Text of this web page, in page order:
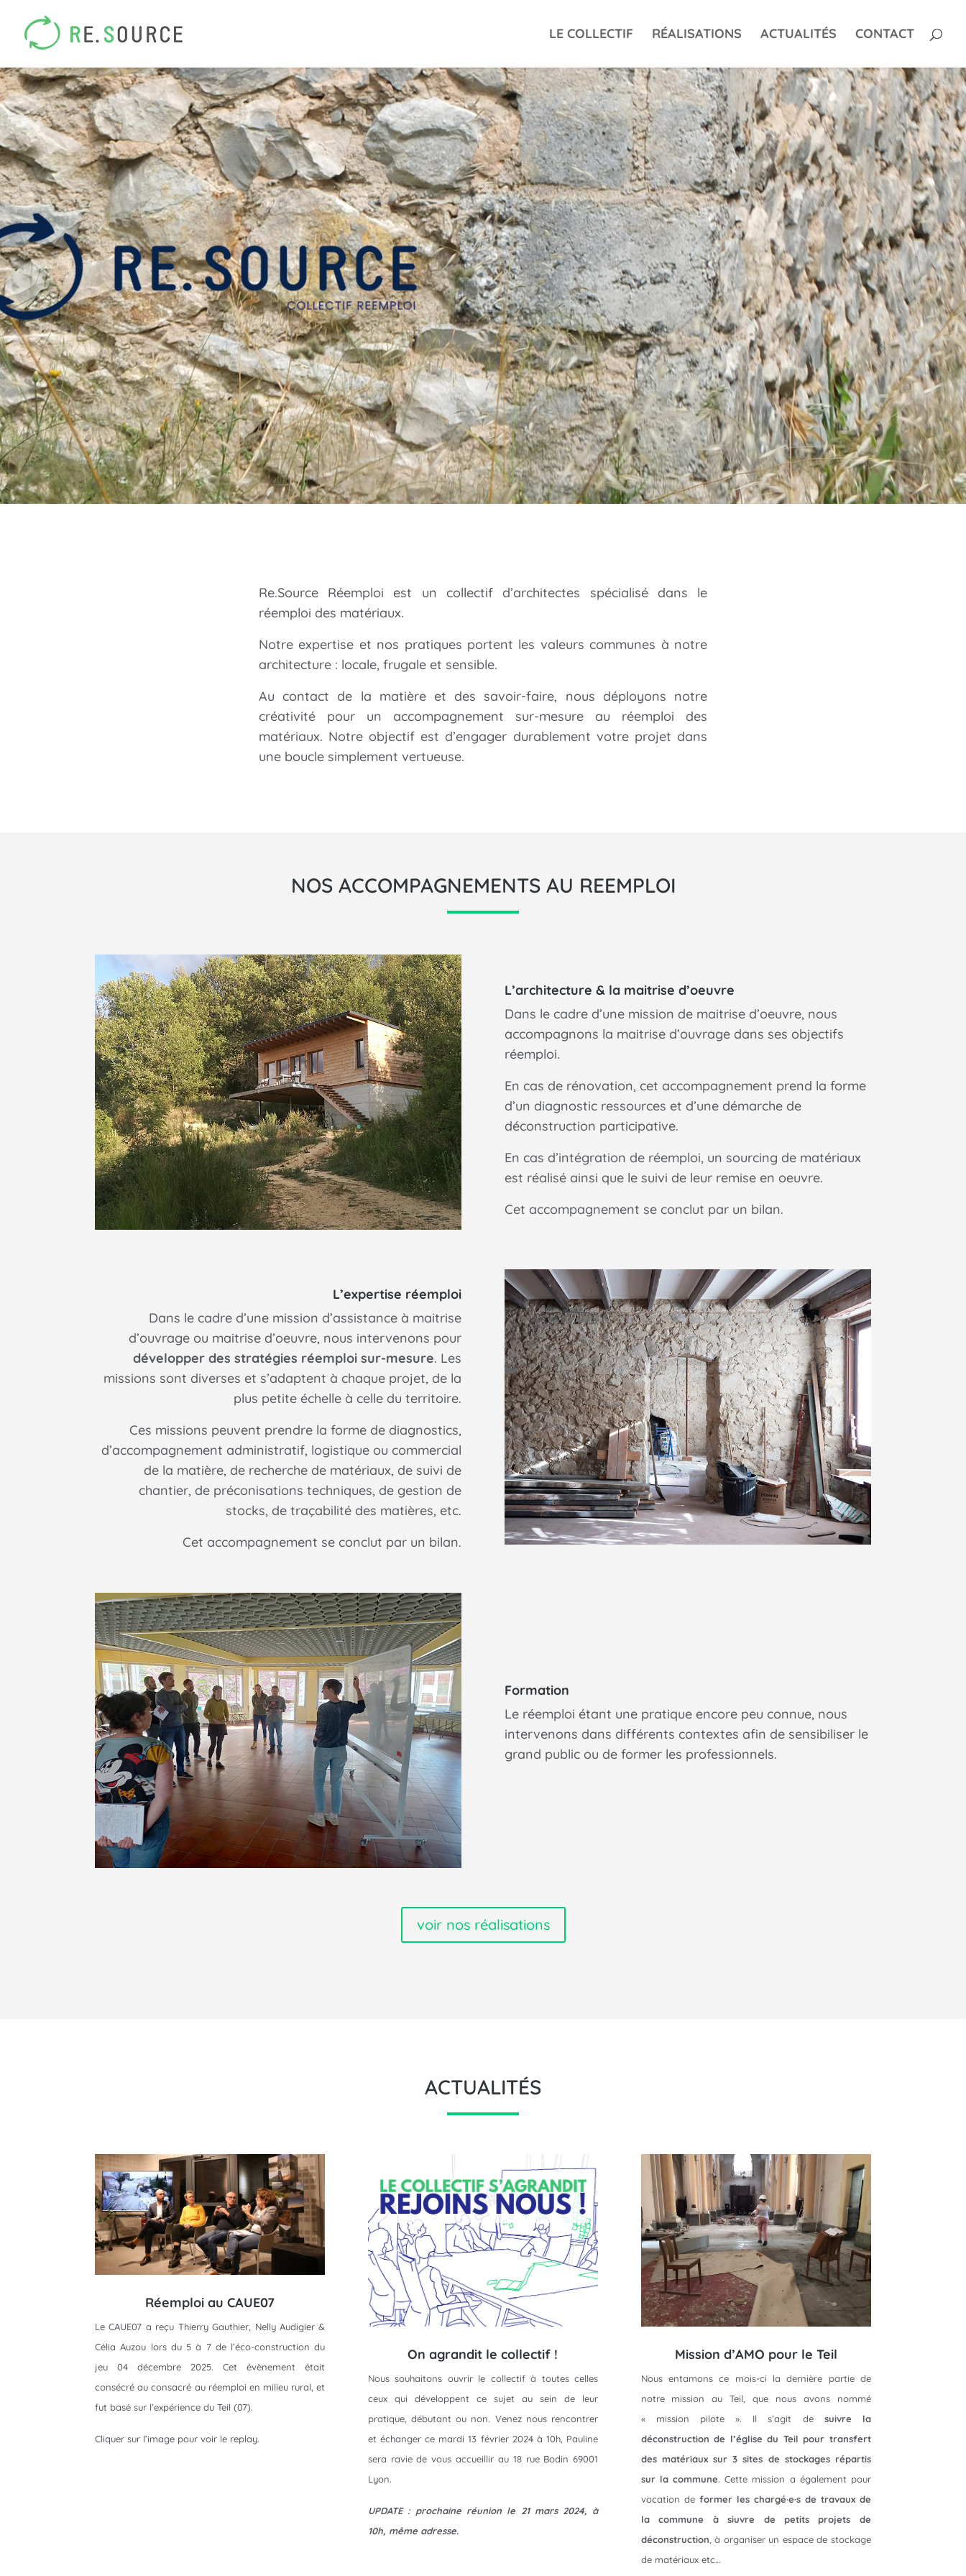
LE COLLECTIF RÉALISATIONS ACTUALITÉS CONTACT
Re.Source Réemploi est un collectif d’architectes spécialisé dans le
réemploi des matériaux.
Notre expertise et nos pratiques portent les valeurs communes à notre
architecture : locale, frugale et sensible.
Au contact de la matière et des savoir-faire, nous déployons notre
créativité pour un accompagnement sur-mesure au réemploi des
matériaux. Notre objectif est d’engager durablement votre projet dans
une boucle simplement vertueuse.
NOS ACCOMPAGNEMENTS AU REEMPLOI
L’architecture & la maitrise d’oeuvre
Dans le cadre d’une mission de maitrise d’oeuvre, nous
accompagnons la maitrise d’ouvrage dans ses objectifs
réemploi.
En cas de rénovation, cet accompagnement prend la forme
d’un diagnostic ressources et d’une démarche de
déconstruction participative.
En cas d’intégration de réemploi, un sourcing de matériaux
est réalisé ainsi que le suivi de leur remise en oeuvre.
Cet accompagnement se conclut par un bilan.
L’expertise réemploi
Dans le cadre d’une mission d’assistance à maitrise
d’ouvrage ou maitrise d’oeuvre, nous intervenons pour
développer des stratégies réemploi sur-mesure. Les
missions sont diverses et s’adaptent à chaque projet, de la
plus petite échelle à celle du territoire.
Ces missions peuvent prendre la forme de diagnostics,
d’accompagnement administratif, logistique ou commercial
de la matière, de recherche de matériaux, de suivi de
chantier, de préconisations techniques, de gestion de
stocks, de traçabilité des matières, etc.
Cet accompagnement se conclut par un bilan.
Formation
Le réemploi étant une pratique encore peu connue, nous
intervenons dans différents contextes afin de sensibiliser le
grand public ou de former les professionnels.
voir nos réalisations
ACTUALITÉS
Réemploi au CAUE07
Le CAUE07 a reçu Thierry Gauthier, Nelly Audigier &
Célia Auzou lors du 5 à 7 de l’éco-construction du
jeu 04 décembre 2025. Cet évènement était
consécré au consacré au réemploi en milieu rural, et
fut basé sur l’expérience du Teil (07).
Cliquer sur l’image pour voir le replay.
On agrandit le collectif !
Nous souhaitons ouvrir le collectif à toutes celles
ceux qui développent ce sujet au sein de leur
pratique, débutant ou non. Venez nous rencontrer
et échanger ce mardi 13 février 2024 à 10h, Pauline
sera ravie de vous accueillir au 18 rue Bodin 69001
Lyon.
UPDATE : prochaine réunion le 21 mars 2024, à
10h, même adresse.
Mission d’AMO pour le Teil
Nous entamons ce mois-ci la dernière partie de
notre mission au Teil, que nous avons nommé
« mission pilote ». Il s’agit de suivre la
déconstruction de l’église du Teil pour transfert
des matériaux sur 3 sites de stockages répartis
sur la commune. Cette mission a également pour
vocation de former les chargé·e·s de travaux de
la commune à siuvre de petits projets de
déconstruction , à organiser un espace de stockage
de matériaux etc…